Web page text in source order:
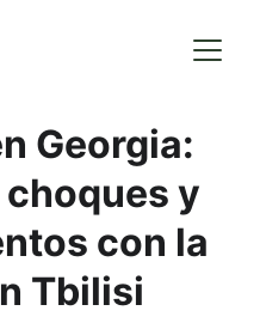
Georgia:
y
con la
Tbilisi